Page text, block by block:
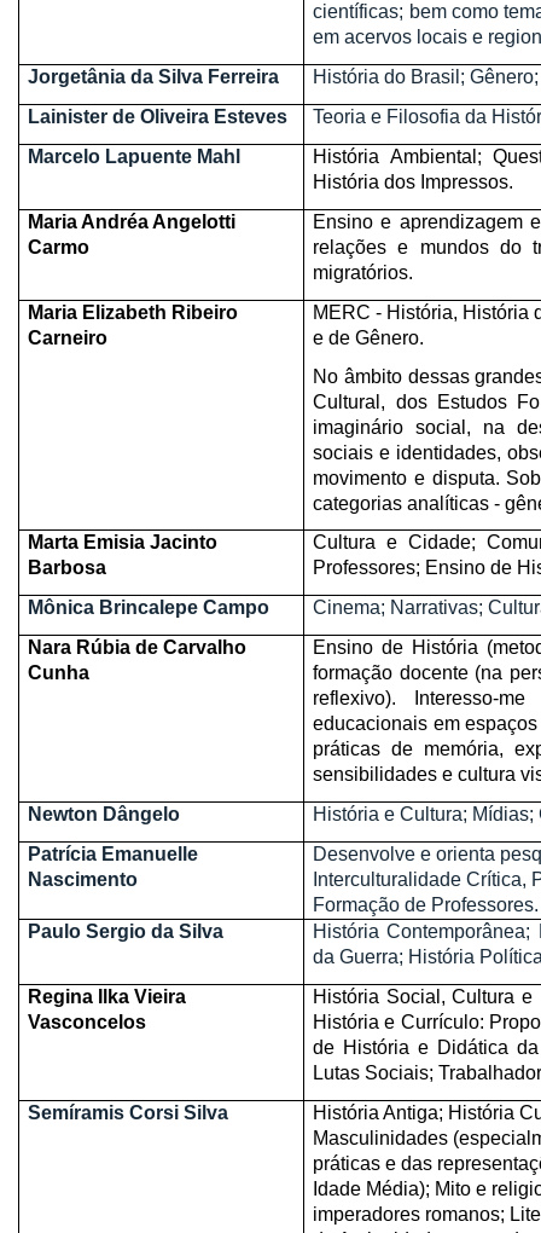
científicas; bem como
em acervos locais e
Jorgetânia da Silva Ferreira
História do Brasil;
Lainister de Oliveira Esteves
Teoria e Filosofia da
Marcelo Lapuente Mahl
História Ambiental;
História dos Impressos.
Maria Andréa Angelotti
Carmo
Ensino e aprendizagem
relações e mundos do
migratórios.
Maria Elizabeth Ribeiro
Carneiro
MERC - História, História
e de Gênero.
No âmbito dessas
Cultural, dos Estudos
imaginário social, na
sociais e identidades,
movimento e disputa.
categorias analíticas -
Marta Emisia Jacinto
Barbosa
Cultura e Cidade;
Professores; Ensino de
Mônica Brincalepe Campo
Cinema; Narrativas;
Nara Rúbia de Carvalho
Cunha
Ensino de História
formação docente (na
reflexivo). Interesso-
educacionais em
práticas de memória,
sensibilidades e cultura
Newton Dângelo
História e Cultura;
Patrícia Emanuelle
Nascimento
Desenvolve e orienta
Interculturalidade Crítica,
Formação de Professores.
Paulo Sergio da Silva
História
da Guerra; História
Regina Ilka Vieira
Vasconcelos
História Social, Cultura
História e Currículo:
de História e Didática
Lutas Sociais;
Semíramis Corsi Silva
História Antiga; História
Masculinidades
práticas e das
Idade Média); Mito e
imperadores romanos;